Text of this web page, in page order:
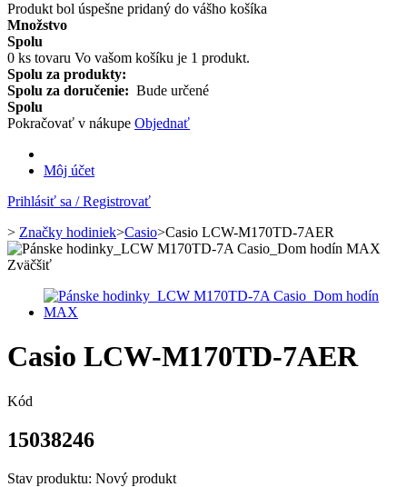
Produkt bol úspešne pridaný do vášho košíka
Množstvo
Spolu
0 ks tovaru Vo vašom košíku je 1 produkt.
Spolu za produkty:
Spolu za doručenie: Bude určené
Spolu
Pokračovať v nákupe Objednať
Môj účet
Prihlásiť sa / Registrovať
> Značky hodiniek>Casio>Casio LCW-M170TD-7AER
Zväčšiť
Casio LCW-M170TD-7AER
Kód
15038246
Stav produktu: Nový produkt